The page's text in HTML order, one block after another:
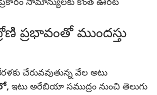
సామాన్యులకు కొంత ఊరట
ప్రభావంతో ముందస్తు
చేరువవుతున్న వేల అటు
ఇటు అరేబియా సముద్రం నుంచి తెలుగు